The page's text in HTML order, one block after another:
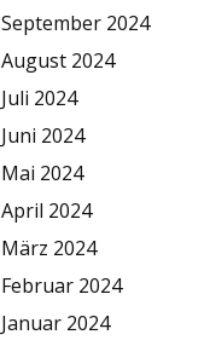
September 2024
August 2024
Juli 2024
Juni 2024
Mai 2024
April 2024
März 2024
Februar 2024
Januar 2024